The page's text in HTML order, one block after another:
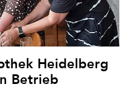
Heidelberg
Betrieb